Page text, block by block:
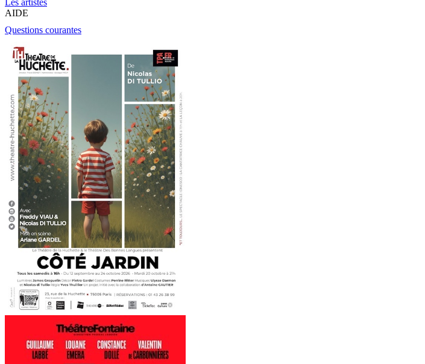
Les artistes
AIDE
Questions courantes